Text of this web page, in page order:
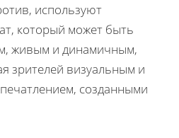
используют
который может быть
живым и динамичным,
зрителей визуальным и
созданными